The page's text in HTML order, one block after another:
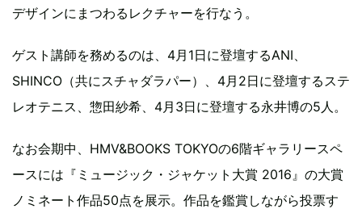
デザインにまつわるレクチャーを行なう。
ゲスト講師を務めるのは、4月1日に登壇するANI、
SHINCO（共にスチャダラパー）、4月2日に登壇するステ
レオテニス、惣田紗希、4月3日に登壇する永井博の5人。
なお会期中、HMV&BOOKS TOKYOの6階ギャラリースペ
ースには『ミュージック・ジャケット大賞 2016』の大賞
ノミネート作品50点を展示。作品を鑑賞しながら投票す